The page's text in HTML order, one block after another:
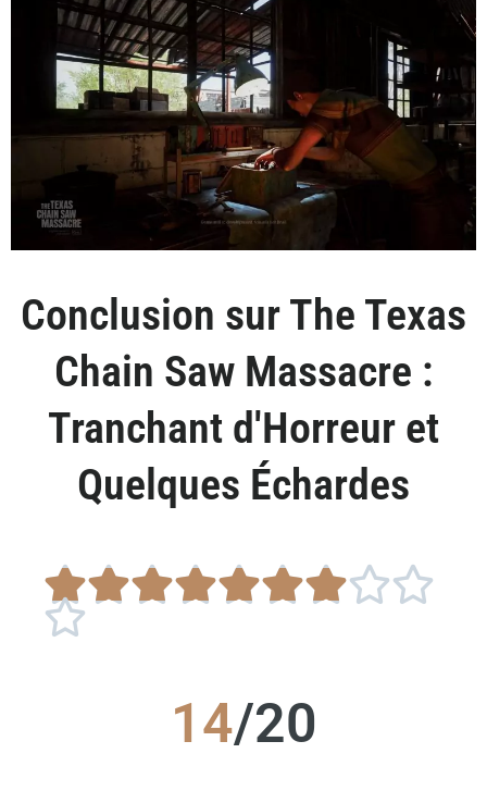
Conclusion sur The Texas
Chain Saw Massacre :
Tranchant d'Horreur et
Quelques Échardes


14/20